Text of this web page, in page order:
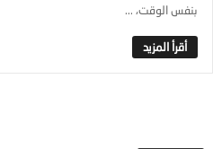
بنفس الوقت، ...